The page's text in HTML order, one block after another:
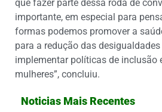
que fazer parte dessa roda de
importante, em especial para
formas podemos promover a
para a redução das
implementar políticas de inclusão
mulheres”, concluiu.
Noticias Mais Recentes